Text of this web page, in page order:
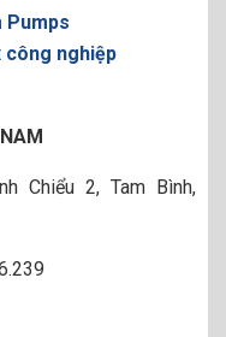
Pumps
công nghiệp
Chiểu 2, Tam Bình,